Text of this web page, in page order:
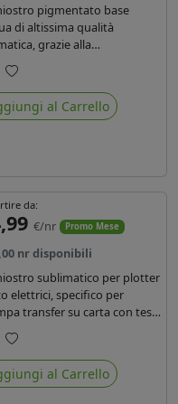
pigmentato base
di altissima qualità
grazie alla
di pigmenti
di realizzare stampe di
qualità e ridurre la curva
fino ad un 20 % rispetto
Preferiti
al Carrello
da:
€/nr Promo Mese
nr disponibili
sublimatico per plotter
elettrici, specifico per
transfer su carta con teste
EPS3200, 5113, dx4 e dx5.
conforme alla
Reach e Oeko-Tex.
Preferiti
al Carrello